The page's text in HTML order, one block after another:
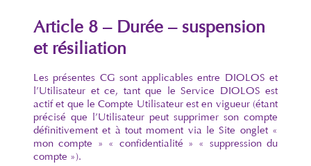
Article 8 – Durée – suspension
et résiliation
Les présentes CG sont applicables entre DIOLOS et
l’Utilisateur et ce, tant que le Service DIOLOS est
actif et que le Compte Utilisateur est en vigueur (étant
précisé que l’Utilisateur peut supprimer son compte
définitivement et à tout moment via le Site onglet «
mon compte » « confidentialité » « suppression du
compte »).